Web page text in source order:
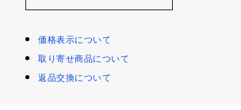
価格表示について
取り寄せ商品について
返品交換について